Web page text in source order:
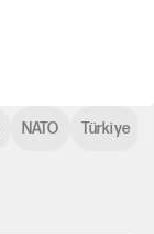
NATO Türkiye